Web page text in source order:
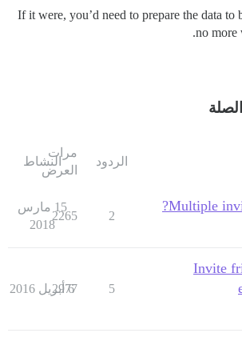
If it were, you’d need to prepare the data to
no more
الردود
مرات
العرض
النشاط
Multiple
2
2265
15 مارس
2018
Invite
5
2977
6 أبريل 2016